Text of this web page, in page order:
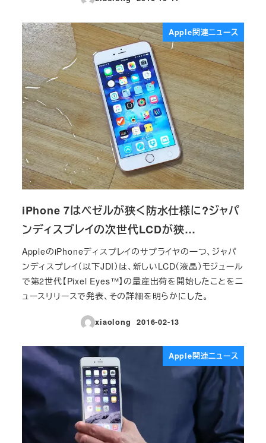
投稿日
Apple関連ニュース
iPhone 7はベゼルが狭く防水仕様に?ジャパ
ンディスプレイの次世代LCDが狭…
AppleのiPhoneディスプレイのサプライヤの一つ、ジャパ
ンディスプレイ（以下JDI）は、新しいLCD（液晶）モジュール
で第2世代【Pixel Eyes™】の量産出荷を開始したことをニ
ュースリリースで発表、その詳細を明らかにした。
xiaolong
投稿日
2016-02-13
Apple関連ニュース